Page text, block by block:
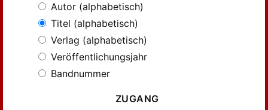
Autor (alphabetisch)
Titel (alphabetisch)
Verlag (alphabetisch)
Veröffentlichungsjahr
Bandnummer
ZUGANG